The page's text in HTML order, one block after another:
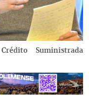
Crédito Suministrada